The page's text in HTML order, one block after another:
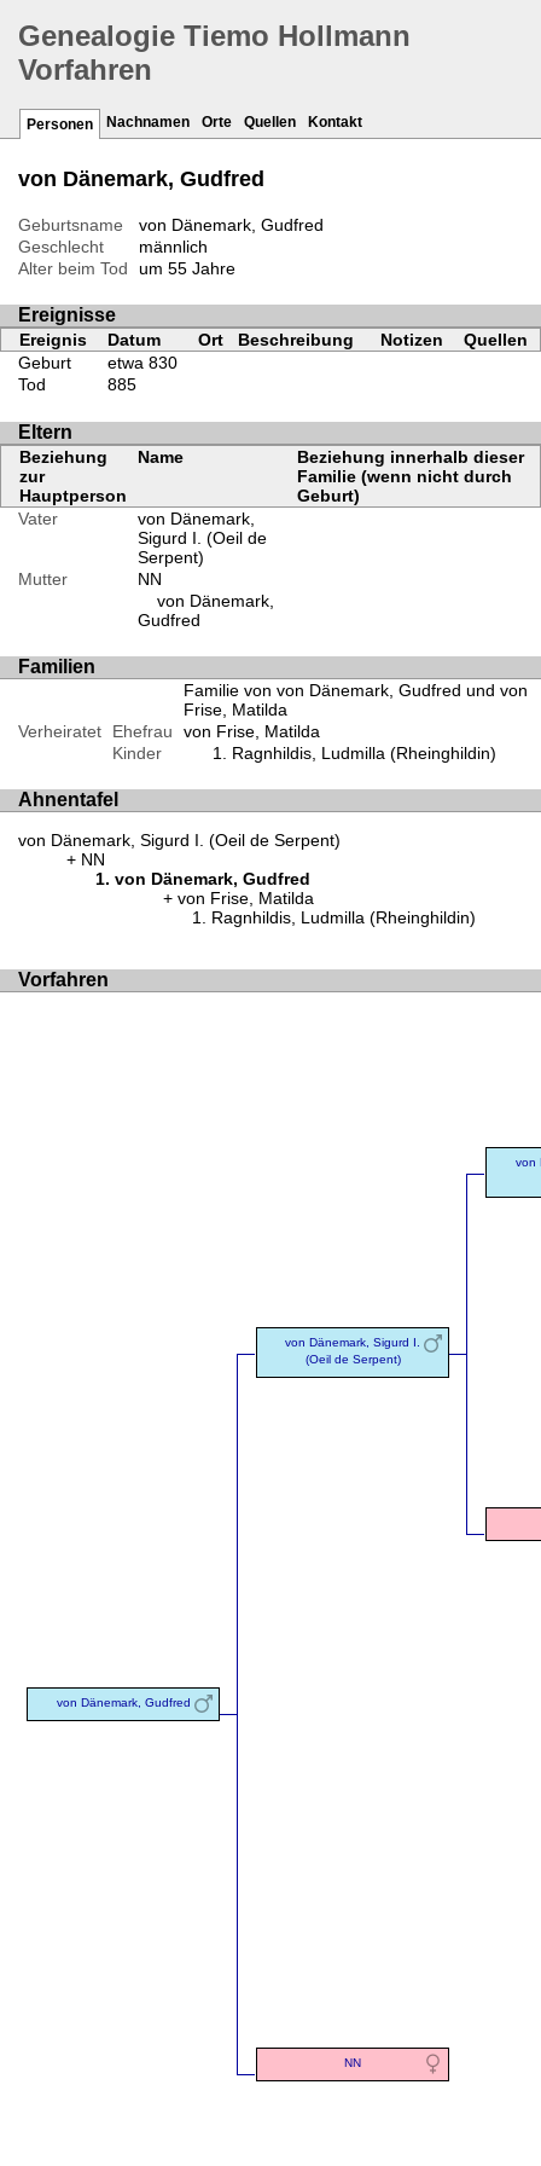
Genealogie Tiemo Hollmann
Vorfahren
Personen Nachnamen Orte Quellen Kontakt
von Dänemark, Gudfred
Geburtsname
von Dänemark, Gudfred
Geschlecht
männlich
Alter beim Tod
um 55 Jahre
Ereignisse
Ereignis Datum Ort Beschreibung Notizen
Quellen
Geburt
etwa 830
Tod
885
Eltern
Beziehung
zur
Hauptperson
Name
Beziehung innerhalb dieser
Familie (wenn nicht durch
Geburt)
Vater
von Dänemark,
Sigurd I. (Oeil de
Serpent)
Mutter
NN
von Dänemark,
Gudfred
Familien
Familie von von Dänemark, Gudfred und von
Frise, Matilda
Verheiratet
Ehefrau
von Frise, Matilda
Kinder
Ragnhildis, Ludmilla (Rheinghildin)
Ahnentafel
von Dänemark, Sigurd I. (Oeil de Serpent)
NN
von Dänemark, Gudfred
von Frise, Matilda
Ragnhildis, Ludmilla (Rheinghildin)
Vorfahren
von Dänemark, Gudfred
von Dänemark, Sigurd I.
(Oeil de Serpent)
von
NN